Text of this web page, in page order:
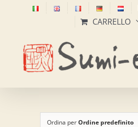
CARRELLO
Ordina perOrdine predefinito